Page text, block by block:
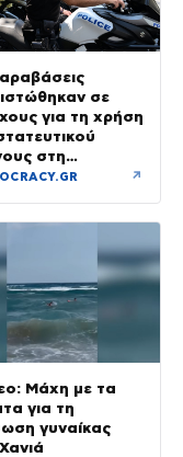
σε
για τη χρήση
στη
↗
Μάχη με τα
για τη
γυναίκας